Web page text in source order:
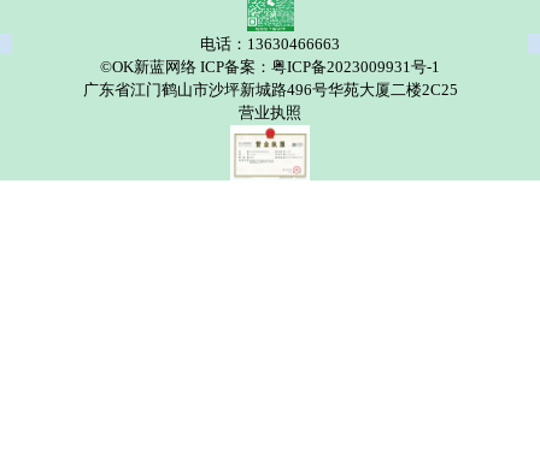
电话：13630466663
©OK新蓝网络 ICP备案：粤ICP备2023009931号-1
广东省江门鹤山市沙坪新城路496号华苑大厦二楼2C25
营业执照